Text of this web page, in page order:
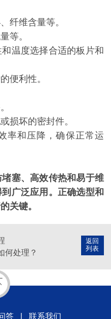
纤维含量等。
等。
温度选择合适的板片和
便利性。
损坏的密封件。
率和压降，确保正常运
塞、高效传热和易于维
广泛应用。正确选型和
关键。
返回
列表
何处理？
答 联系我们